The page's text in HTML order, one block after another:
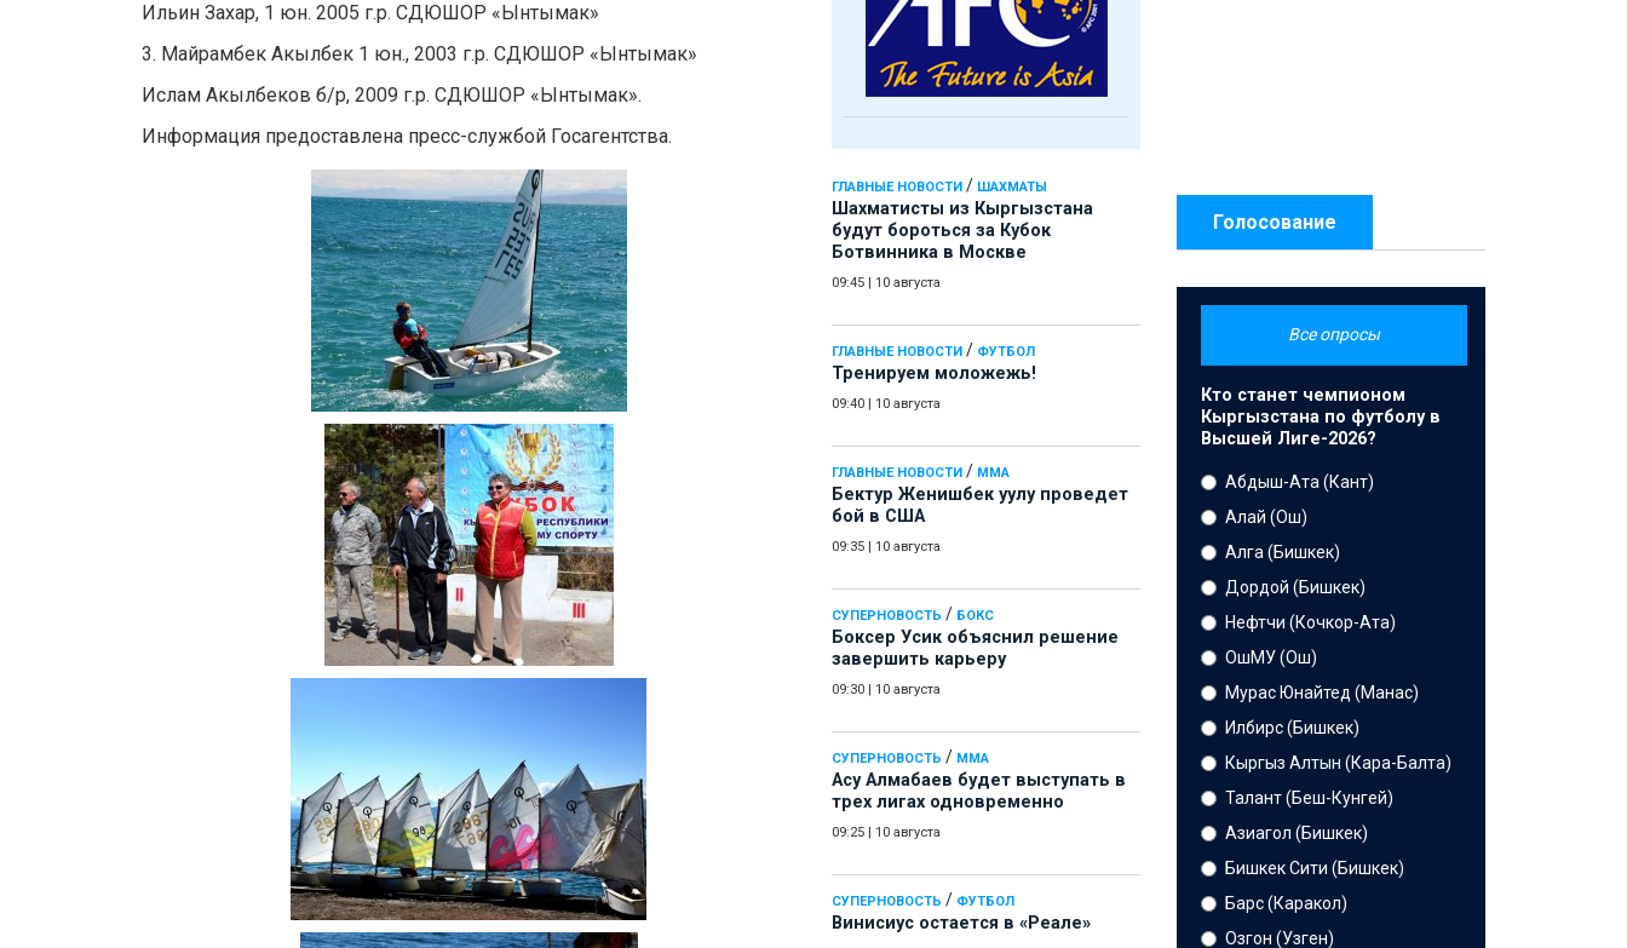
ГЛАВНЫЕ НОВОСТИ / ШАХМАТЫ
Шахматисты из Кыргызстана
будут бороться за Кубок
Ботвинника в Москве
09:45 10 августа
ГЛАВНЫЕ НОВОСТИ / ФУТБОЛ
Тренируем моложежь!
09:40 10 августа
ГЛАВНЫЕ НОВОСТИ / ММА
Бектур Женишбек уулу проведет
бой в США
09:35 10 августа
СУПЕРНОВОСТЬ / БОКС
Боксер Усик объяснил решение
завершить карьеру
09:30 10 августа
СУПЕРНОВОСТЬ / ММА
Асу Алмабаев будет выступать в
трех лигах одновременно
09:25 10 августа
СУПЕРНОВОСТЬ / ФУТБОЛ
Винисиус остается в «Реале»
Ильин Захар, 1 юн. 2005 г.р. СДЮШОР «Ынтымак»
3. Майрамбек Акылбек 1 юн., 2003 г.р. СДЮШОР «Ынтымак»
Ислам Акылбеков б/р, 2009 г.р. СДЮШОР «Ынтымак».
Информация предоставлена пресс-службой Госагентства.
Голосование
Все опросы
Кто станет чемпионом
Кыргызстана по футболу в
Высшей Лиге-2026?
Абдыш-Ата (Кант)
Алай (Ош)
Алга (Бишкек)
Дордой (Бишкек)
Нефтчи (Кочкор-Ата)
ОшМУ (Ош)
Мурас Юнайтед (Манас)
Илбирс (Бишкек)
Кыргыз Алтын (Кара-Балта)
Талант (Беш-Кунгей)
Азиагол (Бишкек)
Бишкек Сити (Бишкек)
Барс (Каракол)
Озгон (Узген)